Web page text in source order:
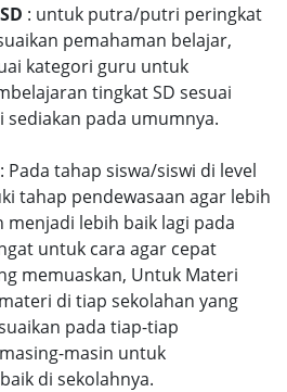
: untuk putra/putri peringkat
pemahaman belajar,
kategori guru untuk
tingkat SD sesuai
sediakan pada umumnya.
: Pada tahap siswa/siswi di level
tahap pendewasaan agar lebih
lebih baik lagi pada
untuk cara agar cepat
memuaskan, Untuk Materi
di tiap sekolahan yang
pada tiap-tiap
masin untuk
di sekolahnya.